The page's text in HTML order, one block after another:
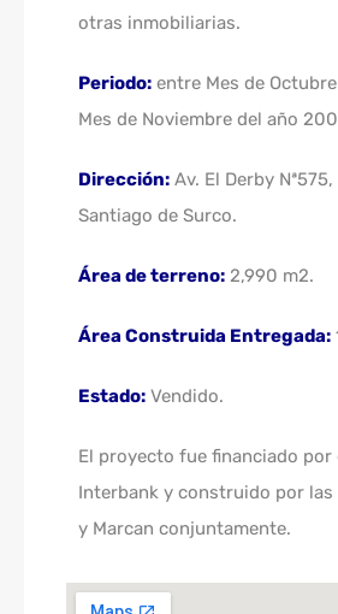
otras inmobiliarias.
Periodo: entre Mes de
Mes de Noviembre del año
Dirección: Av. El Derby
Santiago de Surco.
Área de terreno: 2,990 m2.
Área Construida Entregada:
Estado: Vendido.
El proyecto fue financiado por
Interbank y construido por las
y Marcan conjuntamente.